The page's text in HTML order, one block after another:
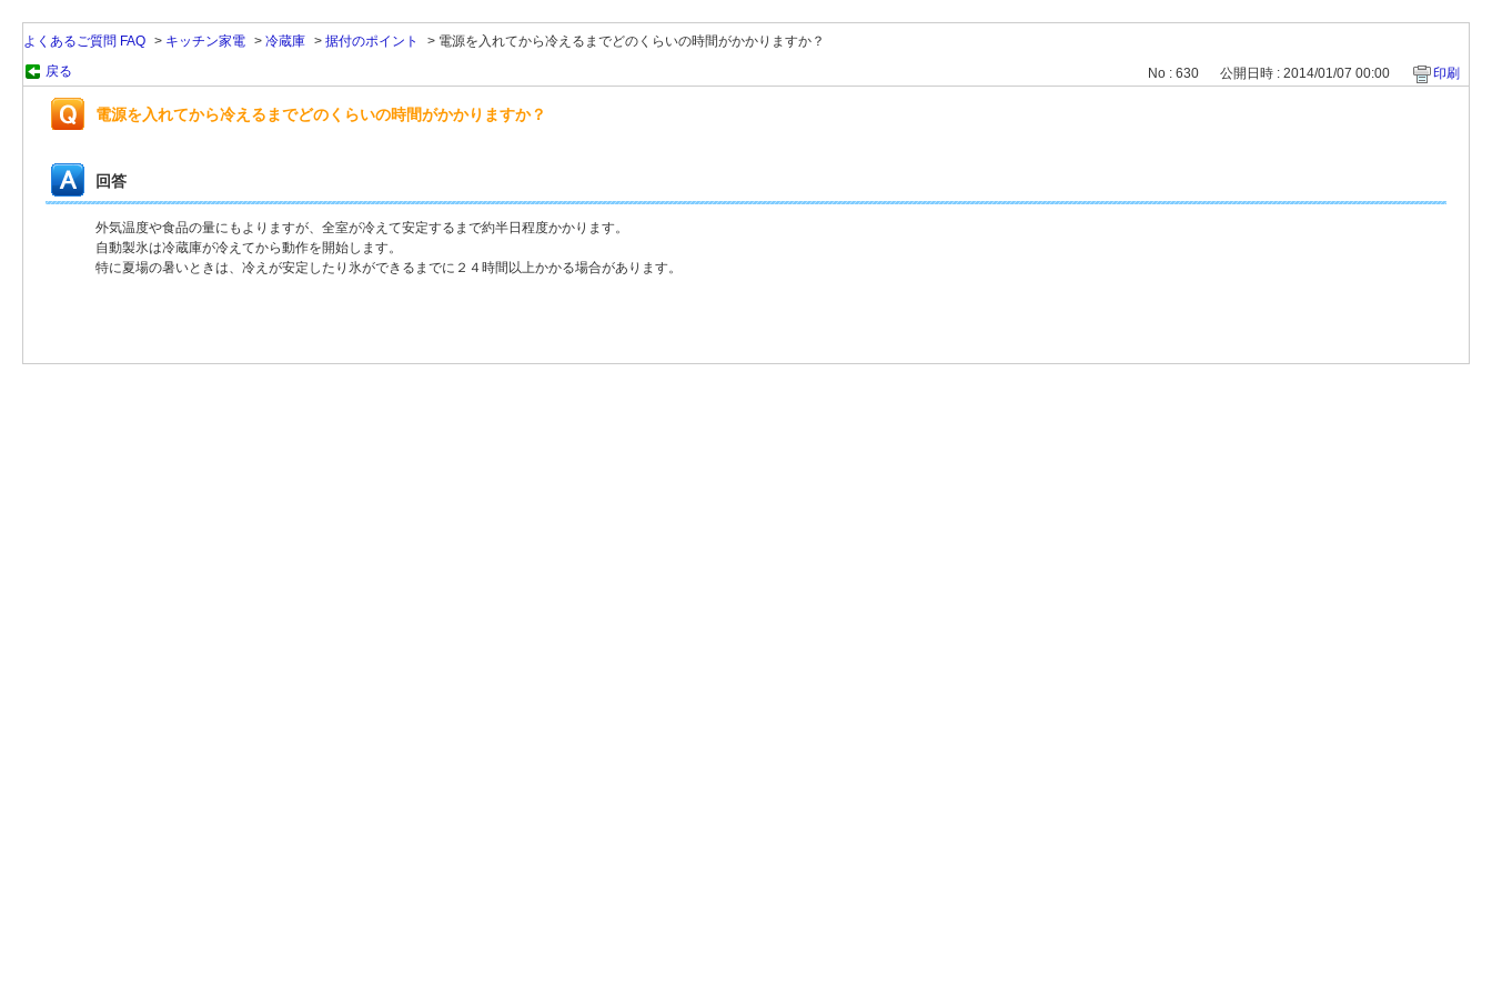
よくあるご質問 FAQ > キッチン家電 > 冷蔵庫 > 据付のポイント > 電源を入れてから冷えるまでどのくらいの時間がかかりますか？
戻る
No : 630 公開日時 : 2014/01/07 00:00 印刷
電源を入れてから冷えるまでどのくらいの時間がかかりますか？
回答
外気温度や食品の量にもよりますが、全室が冷えて安定するまで約半日程度かかります。
自動製氷は冷蔵庫が冷えてから動作を開始します。
特に夏場の暑いときは、冷えが安定したり氷ができるまでに２４時間以上かかる場合があります。